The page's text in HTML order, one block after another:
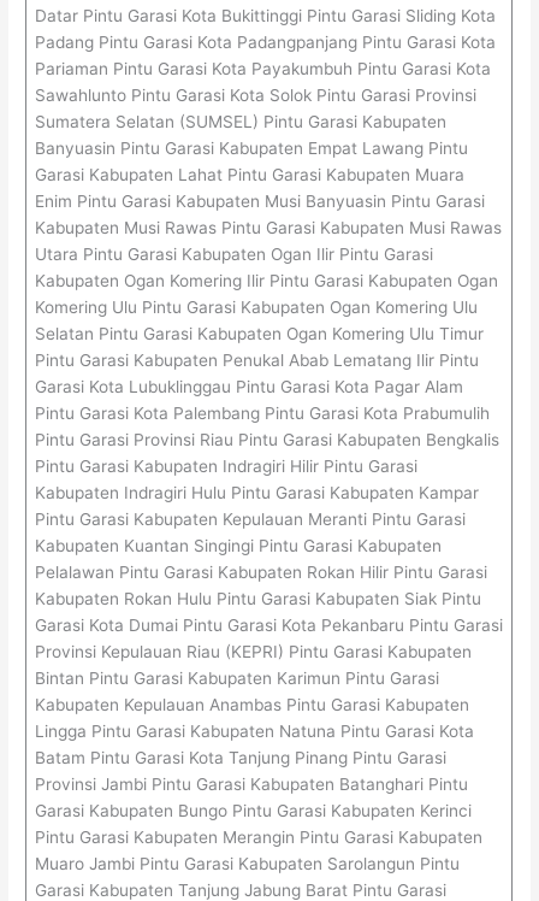
Datar Pintu Garasi Kota Bukittinggi Pintu Garasi Sliding Kota
Padang Pintu Garasi Kota Padangpanjang Pintu Garasi Kota
Pariaman Pintu Garasi Kota Payakumbuh Pintu Garasi Kota
Sawahlunto Pintu Garasi Kota Solok Pintu Garasi Provinsi
Sumatera Selatan (SUMSEL) Pintu Garasi Kabupaten
Banyuasin Pintu Garasi Kabupaten Empat Lawang Pintu
Garasi Kabupaten Lahat Pintu Garasi Kabupaten Muara
Enim Pintu Garasi Kabupaten Musi Banyuasin Pintu Garasi
Kabupaten Musi Rawas Pintu Garasi Kabupaten Musi Rawas
Utara Pintu Garasi Kabupaten Ogan Ilir Pintu Garasi
Kabupaten Ogan Komering Ilir Pintu Garasi Kabupaten Ogan
Komering Ulu Pintu Garasi Kabupaten Ogan Komering Ulu
Selatan Pintu Garasi Kabupaten Ogan Komering Ulu Timur
Pintu Garasi Kabupaten Penukal Abab Lematang Ilir Pintu
Garasi Kota Lubuklinggau Pintu Garasi Kota Pagar Alam
Pintu Garasi Kota Palembang Pintu Garasi Kota Prabumulih
Pintu Garasi Provinsi Riau Pintu Garasi Kabupaten Bengkalis
Pintu Garasi Kabupaten Indragiri Hilir Pintu Garasi
Kabupaten Indragiri Hulu Pintu Garasi Kabupaten Kampar
Pintu Garasi Kabupaten Kepulauan Meranti Pintu Garasi
Kabupaten Kuantan Singingi Pintu Garasi Kabupaten
Pelalawan Pintu Garasi Kabupaten Rokan Hilir Pintu Garasi
Kabupaten Rokan Hulu Pintu Garasi Kabupaten Siak Pintu
Garasi Kota Dumai Pintu Garasi Kota Pekanbaru Pintu Garasi
Provinsi Kepulauan Riau (KEPRI) Pintu Garasi Kabupaten
Bintan Pintu Garasi Kabupaten Karimun Pintu Garasi
Kabupaten Kepulauan Anambas Pintu Garasi Kabupaten
Lingga Pintu Garasi Kabupaten Natuna Pintu Garasi Kota
Batam Pintu Garasi Kota Tanjung Pinang Pintu Garasi
Provinsi Jambi Pintu Garasi Kabupaten Batanghari Pintu
Garasi Kabupaten Bungo Pintu Garasi Kabupaten Kerinci
Pintu Garasi Kabupaten Merangin Pintu Garasi Kabupaten
Muaro Jambi Pintu Garasi Kabupaten Sarolangun Pintu
Garasi Kabupaten Tanjung Jabung Barat Pintu Garasi